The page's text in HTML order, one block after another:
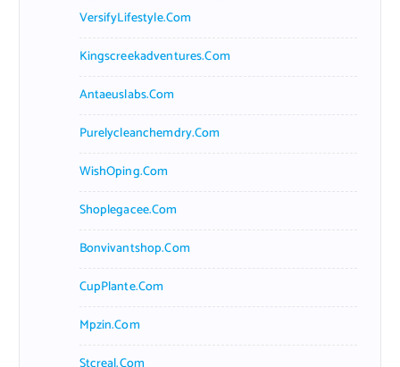
VersifyLifestyle.com
Kingscreekadventures.com
Antaeuslabs.com
Purelycleanchemdry.com
WishOping.com
Shoplegacee.com
Bonvivantshop.com
CupPlante.com
Mpzin.com